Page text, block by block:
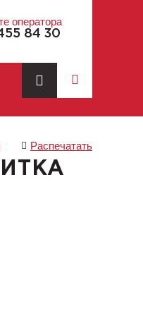
оператора
84 30
Распечатать